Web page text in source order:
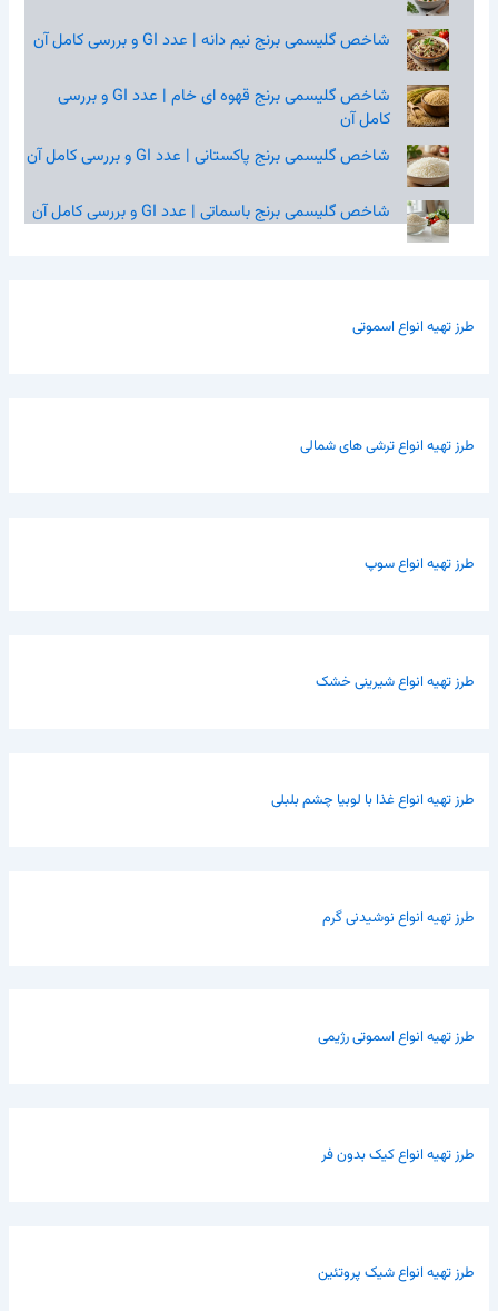
شاخص گلیسمی برنج نیم‌ دانه | عدد GI و بررسی کامل آن
شاخص گلیسمی برنج قهوه‌ ای خام | عدد GI و بررسی
کامل آن
شاخص گلیسمی برنج پاکستانی | عدد GI و بررسی کامل آن
شاخص گلیسمی برنج باسماتی | عدد GI و بررسی کامل آن
طرز تهیه انواع اسموتی
طرز تهیه انواع ترشی های شمالی
طرز تهیه انواع سوپ
طرز تهیه انواع شیرینی خشک
طرز تهیه انواع غذا با لوبیا چشم بلبلی
طرز تهیه انواع نوشیدنی گرم
طرز تهیه انواع اسموتی رژیمی
طرز تهیه انواع کیک بدون فر
طرز تهیه انواع شیک پروتئین